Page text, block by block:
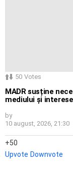
50 Votes
MADR susține
mediului și
by
10 august, 2026, 21:30
50
Upvote Downvote